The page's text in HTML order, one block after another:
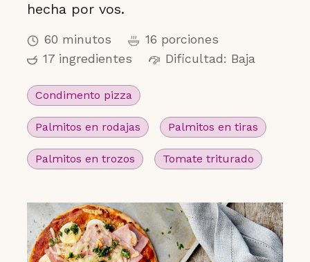
hecha por vos.
60 minutos
16 porciones
17 ingredientes
Dificultad: Baja
Condimento pizza
Palmitos en rodajas Palmitos en tiras
Palmitos en trozos Tomate triturado